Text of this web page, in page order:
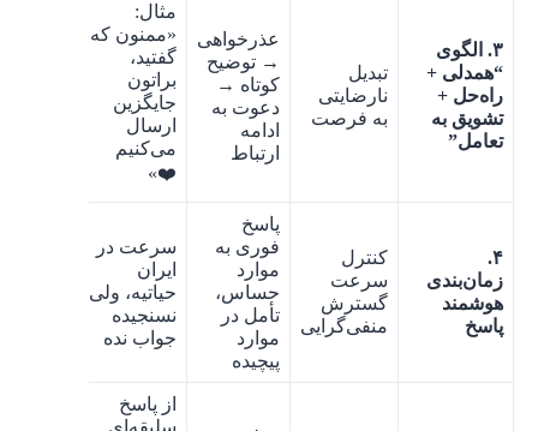
۳. الگوی
“همدلی +
راه‌حل +
تشویق به
تعامل”
تبدیل
نارضایتی
به فرصت
عذرخواهی
→ توضیح
کوتاه →
دعوت به
ادامه
ارتباط
مثال:
«ممنون که
گفتید،
براتون
جایگزین
ارسال
می‌کنیم
❤️»
۴.
زمان‌بندی
هوشمند
پاسخ
کنترل
سرعت
گسترش
منفی‌گرایی
پاسخ
فوری به
موارد
حساس،
تأمل در
موارد
پیچیده
سرعت در
ایران
حیاتیه، ولی
نسنجیده
جواب نده
از پاسخ